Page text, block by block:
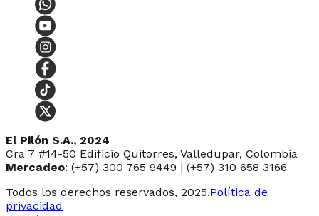
El Pilón S.A., 2024
Cra 7 #14-50 Edificio Quitorres, Valledupar, Colombia
Mercadeo: (+57) 300 765 9449 | (+57) 310 658 3166
Todos los derechos reservados, 2025.Política de
privacidad